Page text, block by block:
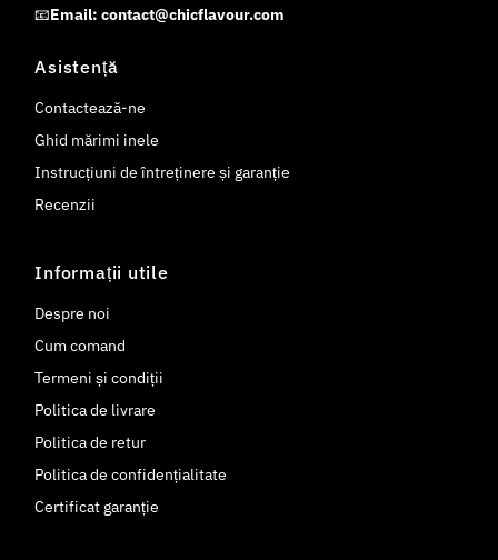
📧Email: contact@chicflavour.com
Asistență
Contactează-ne
Ghid mărimi inele
Instrucțiuni de întreținere și garanție
Recenzii
Informații utile
Despre noi
Cum comand
Termeni și condiții
Politica de livrare
Politica de retur
Politica de confidențialitate
Certificat garanție